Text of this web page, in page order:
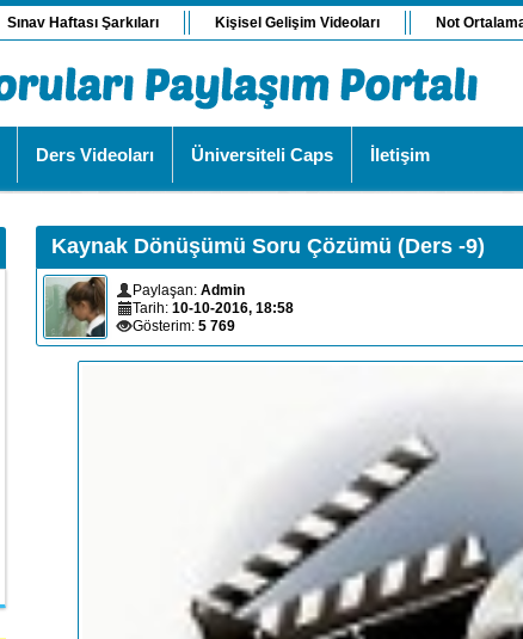
Sınav Haftası Şarkıları Kişisel Gelişim Videoları Not
Ders Videoları Üniversiteli Caps İletişim
Kaynak Dönüşümü Soru Çözümü (Ders -9)
Paylaşan: Admin
Tarih: 10-10-2016, 18:58
Gösterim: 5 769